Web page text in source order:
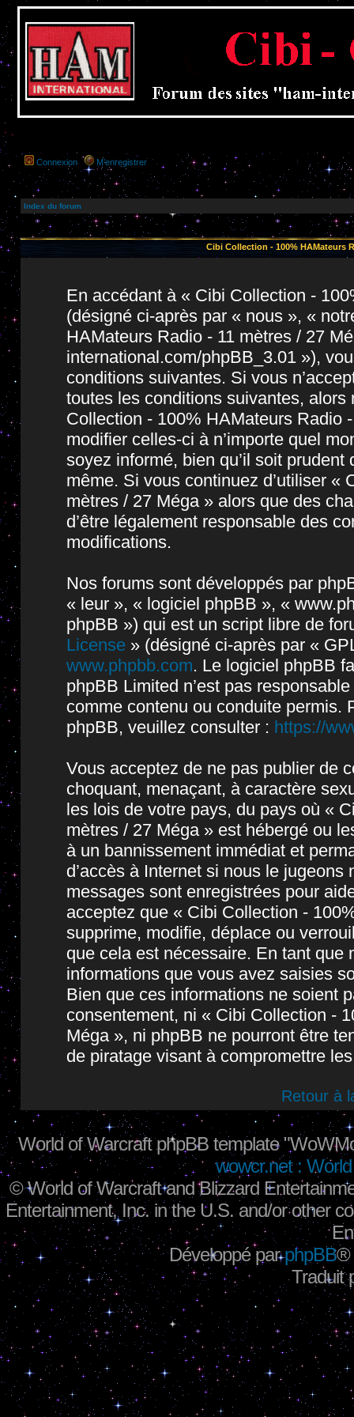
Connexion M’enregistrer
Index du forum
Cibi Collection - 100% HAMateurs
En accédant à « Cibi Collection -
(désigné ci-après par « nous », «
HAMateurs Radio - 11 mètres / 27
international.com/phpBB_3.01 »),
conditions suivantes. Si vous
toutes les conditions suivantes, alors
Collection - 100% HAMateurs Radio
modifier celles-ci à n’importe quel
soyez informé, bien qu’il soit
même. Si vous continuez d’utiliser «
mètres / 27 Méga » alors que des
d’être légalement responsable des
modifications.
Nos forums sont développés par
« leur », « logiciel phpBB », «
phpBB ») qui est un script libre de
License » (désigné ci-après par «
www.phpbb.com. Le logiciel phpBB
phpBB Limited n’est pas
comme contenu ou conduite permis.
phpBB, veuillez consulter : https://
Vous acceptez de ne pas publier de
choquant, menaçant, à caractère
les lois de votre pays, du pays où «
mètres / 27 Méga » est hébergé ou
à un bannissement immédiat et
d’accès à Internet si nous le
messages sont enregistrées pour
acceptez que « Cibi Collection -
supprime, modifie, déplace ou
que cela est nécessaire. En tant
informations que vous avez saisies
Bien que ces informations ne soient
consentement, ni « Cibi Collection -
Méga », ni phpBB ne pourront être
de piratage visant à compromettre
Retour à
World of Warcraft phpBB template
wowcr.net :
©World of Warcraft and Blizzard
Entertainment, Inc. in the U.S. and/or other
Développé parphpBB®
Traduit